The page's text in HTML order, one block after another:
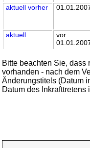
aktuell vorher
aktuell
vor
Bitte beachten Sie,
vorhanden - nach dem
Änderungstitels (Datum
Datum des